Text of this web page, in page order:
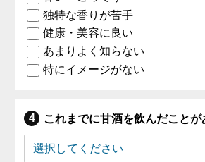
独特な香りが苦手
健康・美容に良い
あまりよく知らない
特にイメージがない
これまでに甘酒を飲んだことが